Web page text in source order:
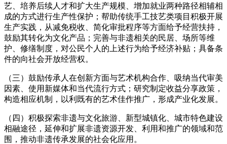
艺、培养后续人才和扩大生产规模、增加就业两种路径相辅相
成的方式进行生产性保护；帮助传统手工技艺类项目积极开展
生产实践，从减免税收、简化审批程序等方面给予经营扶持，
鼓励其转化为文化产品；完善与非遗相关的民居、场所等维
护、修缮制度，对公民个人的上述行为给予经济补贴；具备条
件的向社会开放经营权。
（三）鼓励传承人在创新方面与艺术机构合作、吸纳当代审美
因素、使用新媒体和当代流行方式；研究制定收益分享政策，
构造相应机制，以利既有的艺术佳作推广，形成产业化发展。
（四）积极探索非遗与文化旅游、新型城镇化、城市特色建设
相融途径，延伸和扩展非遗资源开发、利用和推广的领域和范
围，推动非遗传承发展的社会化应用。